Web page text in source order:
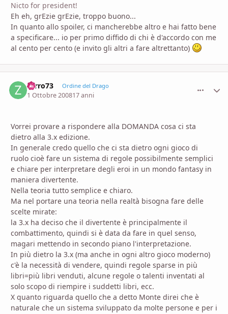
Nicto for president!
Eh eh, grEzie grEzie, troppo buono...
In quanto allo spoiler, ci mancherebbe altro e hai fatto bene
a specificare... io per primo diffido di chi è d'accordo con me
al cento per cento (e invito gli altri a fare altrettanto)
zarro73 Ordine del Drago
1 Ottobre 200817 anni
Vorrei provare a rispondere alla DOMANDA cosa ci sta
dietro alla 3.x edizione.
In generale credo quello che ci sta dietro ogni gioco di
ruolo cioè fare un sistema di regole possibilmente semplici
e chiare per interpretare degli eroi in un mondo fantasy in
maniera divertente.
Nella teoria tutto semplice e chiaro.
Ma nel portare una teoria nella realtà bisogna fare delle
scelte mirate:
la 3.x ha deciso che il divertente è principalmente il
combattimento, quindi si è data da fare in quel senso,
magari mettendo in secondo piano l'interpretazione.
In più dietro la 3.x (ma anche in ogni altro gioco moderno)
c'è la necessità di vendere, quindi regole sparse in più
libri=più libri venduti, alcune regole o talenti inventati al
solo scopo di riempire i suddetti libri, ecc.
X quanto riguarda quello che a detto Monte direi che è
naturale che un sistema sviluppato da molte persone e per i